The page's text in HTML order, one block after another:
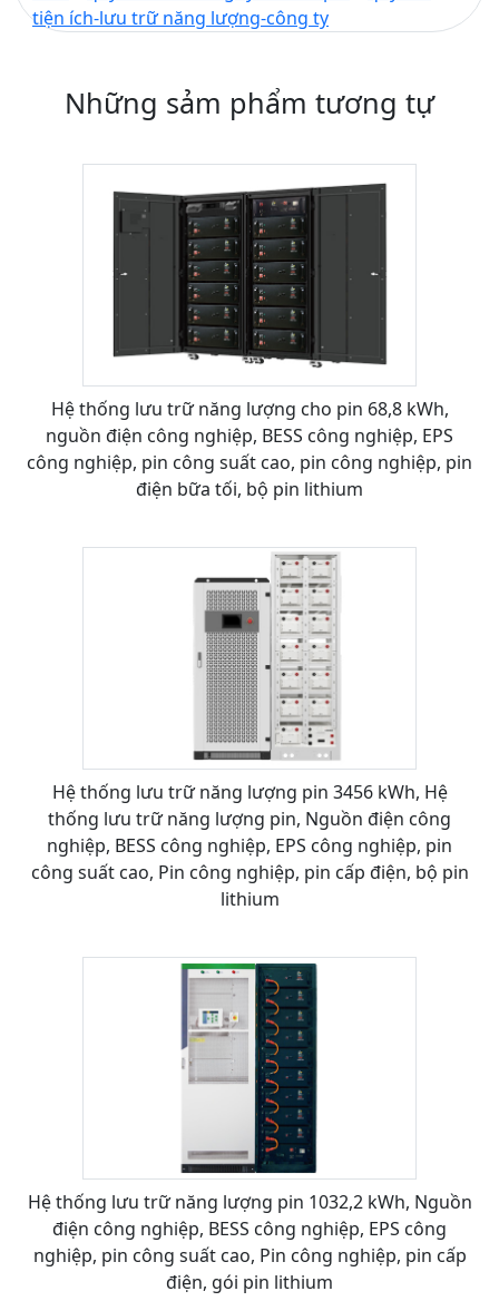
tiện ích-lưu trữ năng lượng-công ty
Những sảm phẩm tương tự
Hệ thống lưu trữ năng lượng cho pin 68,8 kWh,
nguồn điện công nghiệp, BESS công nghiệp, EPS
công nghiệp, pin công suất cao, pin công nghiệp, pin
điện bữa tối, bộ pin lithium
Hệ thống lưu trữ năng lượng pin 3456 kWh, Hệ
thống lưu trữ năng lượng pin, Nguồn điện công
nghiệp, BESS công nghiệp, EPS công nghiệp, pin
công suất cao, Pin công nghiệp, pin cấp điện, bộ pin
lithium
Hệ thống lưu trữ năng lượng pin 1032,2 kWh, Nguồn
điện công nghiệp, BESS công nghiệp, EPS công
nghiệp, pin công suất cao, Pin công nghiệp, pin cấp
điện, gói pin lithium